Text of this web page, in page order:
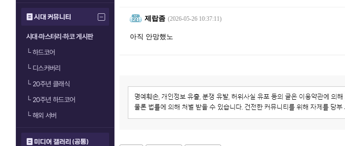
시대 커뮤니티
시대·마스터리·하코 게시판
└하드코어
└디스커버리
└20주년 클래식
└20주년 하드코어
└해외 서버
미디어 갤러리 (공통)
제랍좀 (2026-05-26 10:37:11)
아직 안망했노